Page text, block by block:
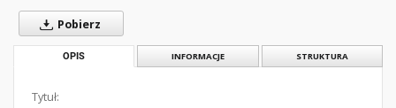
Pobierz
OPIS INFORMACJE STRUKTURA
Tytuł: